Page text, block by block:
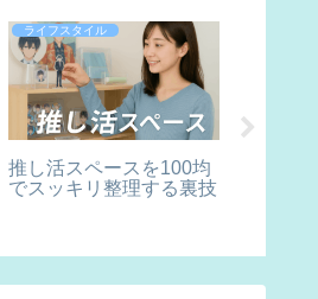
ライフスタイル
推し活スペースを100均
でスッキリ整理する裏技